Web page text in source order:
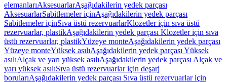
elemanlarıAksesuarlarAşağıdakilerin yedek parçası
AksesuarlarSabitlemeler içinAşağıdakilerin yedek parçası
Sabitlemeler içinSıva üstü rezervuarlarKlozetler için sıva üstü
rezervuarlar, plastikAşağıdakilerin yedek parçası Klozetler için sıva
üstü rezervuarlar, plastikYüzeye monteAşağıdakilerin yedek parçası
Yüzeye monteYüksek asılıAşağıdakilerin yedek parçası Yüksek
asılıAlçak ve yarı yüksek asılıAşağıdakilerin yedek parçası Alçak ve
yarı yüksek asılıSıva üstü rezervuarlar için deşarj
borularıAşağıdakilerin yedek parçası Sıva üstü rezervuarlar için